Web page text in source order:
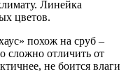
Линейка
цветов.
похож на сруб –
сложно отличить от
не боится влаги